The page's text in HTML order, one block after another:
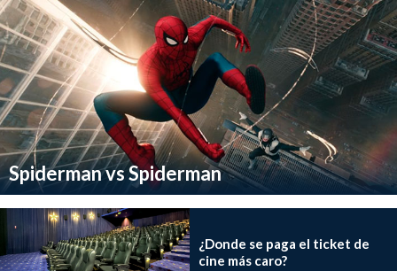
Spiderman vs Spiderman
¿Donde se paga el ticket de
cine más caro?